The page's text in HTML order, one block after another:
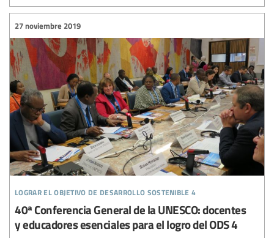
lograr el objetivo de desarrollo sostenible 4
27 noviembre 2019
40ª Conferencia General de la UNESCO: docentes
y educadores esenciales para el logro del ODS 4